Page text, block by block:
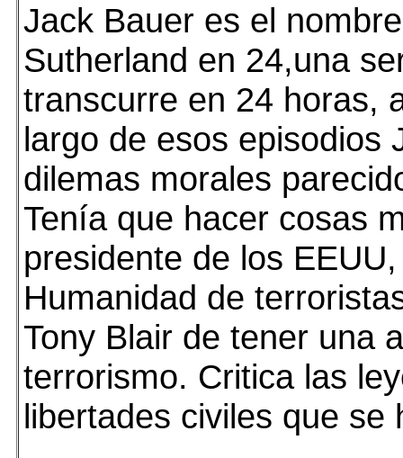
Jack Bauer es el
Sutherland en 24,una
transcurre en 24 horas,
largo de esos episodios
dilemas morales
Tenía que hacer cosas
presidente de los
Humanidad de
Tony Blair de tener una
terrorismo. Critica las
libertades civiles que se